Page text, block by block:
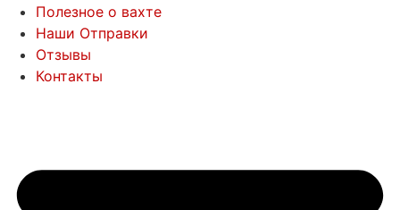
Полезное о вахте
Наши Отправки
Отзывы
Контакты